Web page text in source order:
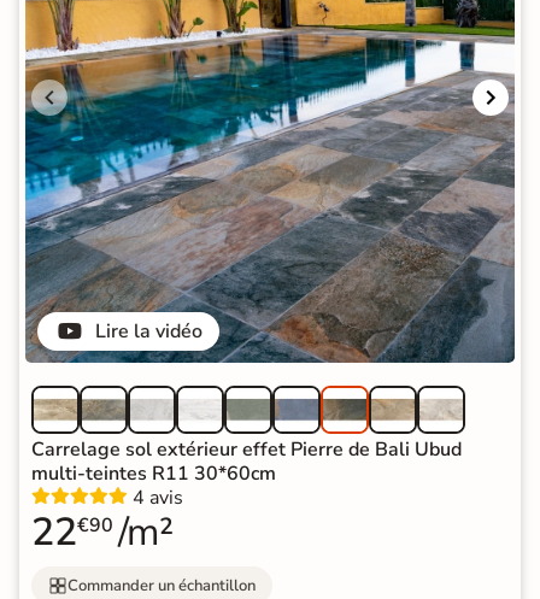
Lire la vidéo
Carrelage sol extérieur effet Pierre de Bali Ubud
multi-teintes R11 30*60cm
4 avis
22€90 /m²
Commander un échantillon